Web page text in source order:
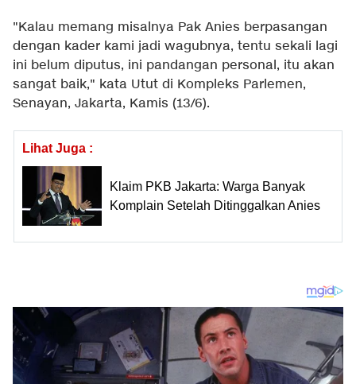
"Kalau memang misalnya Pak Anies berpasangan
dengan kader kami jadi wagubnya, tentu sekali lagi
ini belum diputus, ini pandangan personal, itu akan
sangat baik," kata Utut di Kompleks Parlemen,
Senayan, Jakarta, Kamis (13/6).
Lihat Juga :
Klaim PKB Jakarta: Warga Banyak
Komplain Setelah Ditinggalkan Anies